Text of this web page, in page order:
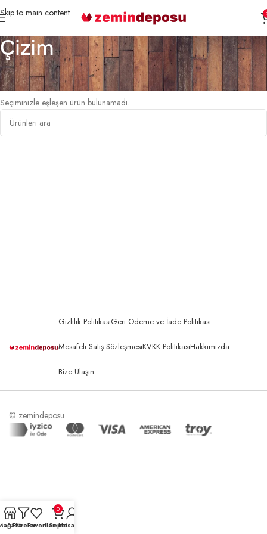
Skip to main content
Çizim
Ana Sayfa 3D Duvar Kağıtları Çizim
Seçiminizle eşleşen ürün bulunamadı.
Gizlilik PolitikasıGeri Ödeme ve İade Politikası
Mesafeli Satış SözleşmesiKVKK PolitikasıHakkımızda
Bize Ulaşın
© zemindeposu
FiltrelerFavoriler
0
SepetHesabım